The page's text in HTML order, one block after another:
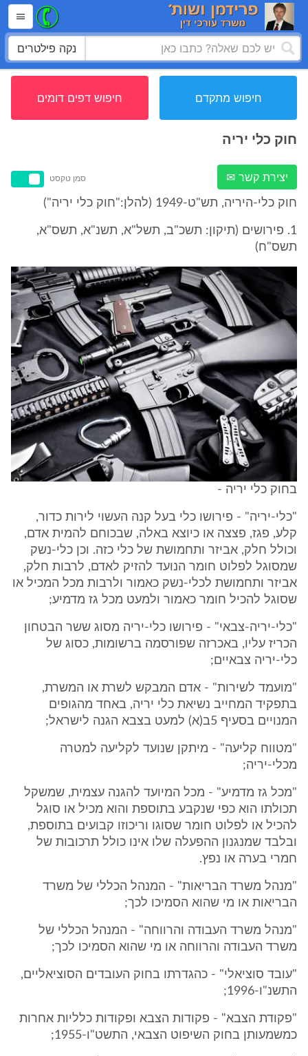
נקה פילטרים
חיפוש מתקדם חיפוש דפים דומים
חוק כלי יריה
יצירת קשר ✉ סמן טקסט
חוק כלי-היריה, תש"ט-1949 (להלן:"חוק כלי יריה")
1. פירושים (תיקון: תשכ"ב, תשל"א, תשנ"א, תשס"א,
תשס"ח)
בחוק כלי יריה -
"כלי-יריה" - פירושו כלי בעל קנה העשוי לירות כדור,
קלע, פגז, פצצה או כיוצא באלה, שבכוחם להמית אדם,
וכולל חלק, אביזר ותחמושת של כלי כזה. וכן כלי-נשק
שמסוגל לפלוט חומר הנועד להזיק לאדם, לרבות חלק,
אביזר ותחמושת לכלי-נשק כאמור ולרבות מכל המכיל או
שסוגל להכיל חומר כאמור ולמעט מכל גז מדמיע;
"כלי-יריה-צבאי" - פירושו כלי-יריה מסוג ששר הבטחון
הכריז עליו, באכרזה שפורסמה ברשומות, כסוג של
כלי-יריה צבאיים;
"מועמד לשירות" - אדם המבקש לשרת או המשרת,
בתפקיד המחייב נשיאת כלי יריה, באחד מהגופים
המנויים בסעיף 5ב(א) למעט בצבא הגנה לישראל;
"מטווח קליעה" - מיתקן שנועד לקליעה למטרה
מכלי-יריה;
"מכל גז מדמיע" - מכל המיועד להגנה עצמית, שמשקל
תכולתו הוא כפי שנקבע בתוספת והוא מכיל או סוגל
להכיל או לפלוט חומר שסוגו וריכוזו קבועים בתוספת,
ובלבד שמנגנון ההפעלה שלו אינו כולל תרכובות של
חמרי בערה או נפץ.
"מנהל משרד הבריאות" - המנהל הכללי של משרד
הבריאות או מי שהוא הסמיכו לכך;
"מנהל משרד העבודה והרווחה" - המנהל הכללי של
משרד העבודה והרווחה או מי שהוא הסמיכו לכך;
"עובד סוציאלי" - כהגדרתו בחוק העובדים הסוציאליים,
התשנ"ו-1996;
"פקודת הצבא" - פקודות הצבא ופקודות כלליות אחרות
כמשמעותן בחוק השיפוט הצבאי, התשט"ו-1955;